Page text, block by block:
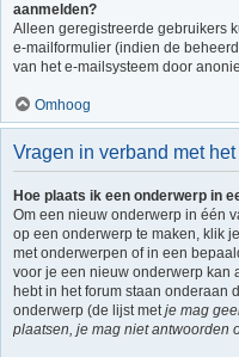
aanmelden?
Alleen geregistreerde gebruikers
e-mailformulier (indien de
van het e-mailsysteem door
Omhoog
Vragen in verband met
Hoe plaats ik een onderwerp in
Om een nieuw onderwerp in één
op een onderwerp te maken, klik
met onderwerpen of in een
voor je een nieuw onderwerp kan
hebt in het forum staan onderaan
onderwerp (de lijst metje mag
plaatsen, je mag niet antwoorden